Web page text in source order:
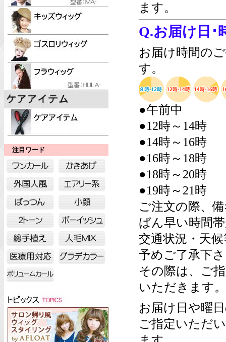
注目ワード
ます。
Q.お届け日･
お届け時間の
す。
●午前中
●12時～14時
●14時～16時
●16時～18時
●18時～20時
●19時～21時
ご注文の際、
ばん早い時間
交通状況・天
予めご了承下
その際は、ご
いただきます。
お届け日や曜
ご指定いただ